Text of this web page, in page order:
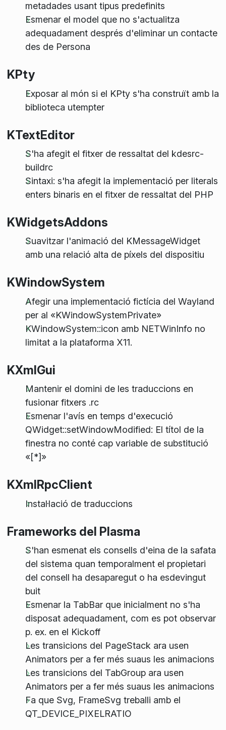
metadades usant tipus predefinits
Esmenar el model que no s'actualitza
adequadament després d'eliminar un contacte
des de Persona
KPty
Exposar al món si el KPty s'ha construït amb la
biblioteca utempter
KTextEditor
S'ha afegit el fitxer de ressaltat del kdesrc-
buildrc
Sintaxi: s'ha afegit la implementació per literals
enters binaris en el fitxer de ressaltat del PHP
KWidgetsAddons
Suavitzar l'animació del KMessageWidget
amb una relació alta de píxels del dispositiu
KWindowSystem
Afegir una implementació fictícia del Wayland
per al «KWindowSystemPrivate»
KWindowSystem::icon amb NETWinInfo no
limitat a la plataforma X11.
KXmlGui
Mantenir el domini de les traduccions en
fusionar fitxers .rc
Esmenar l'avís en temps d'execució
QWidget::setWindowModified: El títol de la
finestra no conté cap variable de substitució
«[*]»
KXmlRpcClient
Instal·lació de traduccions
Frameworks del Plasma
S'han esmenat els consells d'eina de la safata
del sistema quan temporalment el propietari
del consell ha desaparegut o ha esdevingut
buit
Esmenar la TabBar que inicialment no s'ha
disposat adequadament, com es pot observar
p. ex. en el Kickoff
Les transicions del PageStack ara usen
Animators per a fer més suaus les animacions
Les transicions del TabGroup ara usen
Animators per a fer més suaus les animacions
Fa que Svg, FrameSvg treballi amb el
QT_DEVICE_PIXELRATIO